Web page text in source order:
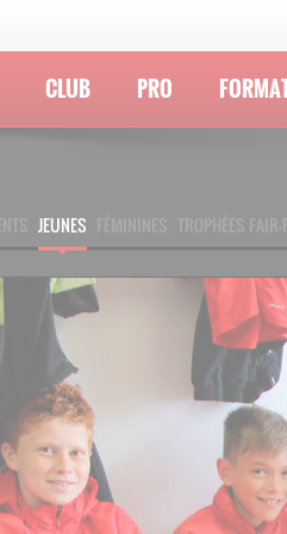
CLUB PRO
JEUNES